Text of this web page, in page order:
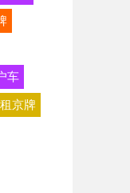
车
租京牌